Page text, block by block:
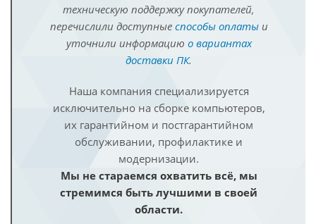
техническую поддержку покупателей,
перечислили доступные способы оплатыи
уточнили информацию о вариантах
доставки ПК.
Наша компания специализируется
исключительно на сборке компьютеров,
их гарантийном и постгарантийном
обслуживании, профилактике и
модернизации.
Мы не стараемся охватить всё, мы
стремимся быть лучшими в своей
области.